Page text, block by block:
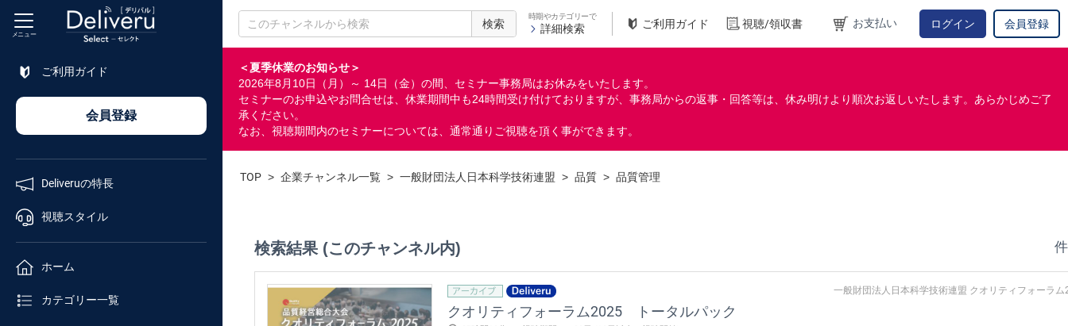
検索
時期やカテゴリーで
詳細検索 ご利用ガイド 視聴/領収書 お支払い ログイン 会員登録
＜夏季休業のお知らせ＞
2026年8月10日（月）～ 14日（金）の間、セミナー事務局はお休みをいたします。
セミナーのお申込やお問合せは、休業期間中も24時間受け付けておりますが、事務局からの返事・回答等は、休み明けより順次お返しいたします。あらかじめご了
承ください。
なお、視聴期間内のセミナーについては、通常通りご視聴を頂く事ができます。
メニュー
ご利用ガイド
会員登録
Deliveruの特長
視聴スタイル
ホーム
カテゴリー一覧
セミナー
番号検索
TOP > 企業チャンネル一覧 > 一般財団法人日本科学技術連盟 > 品質 > 品質管理
検索結果 (このチャンネル内)
一般財団法人日本科学技術連盟 クオリティフォーラム
クオリティフォーラム2025 トータルパック